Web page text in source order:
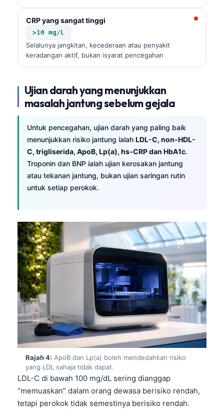
CRP yang sangat tinggi
>10 mg/L
Selalunya jangkitan, kecederaan atau penyakit
keradangan aktif, bukan isyarat pencegahan
Ujian darah yang menunjukkan
masalah jantung sebelum gejala
Untuk pencegahan, ujian darah yang paling baik
menunjukkan risiko jantung ialah LDL-C, non-HDL-
C, trigliserida, ApoB, Lp(a), hs-CRP dan HbA1c.
Troponin dan BNP ialah ujian kerosakan jantung
atau tekanan jantung, bukan ujian saringan rutin
untuk setiap perokok.
Rajah 4: ApoB dan Lp(a) boleh mendedahkan risiko
yang LDL sahaja tidak dapat.
LDL-C di bawah 100 mg/dL sering dianggap
“memuaskan” dalam orang dewasa berisiko rendah,
tetapi perokok tidak semestinya berisiko rendah.